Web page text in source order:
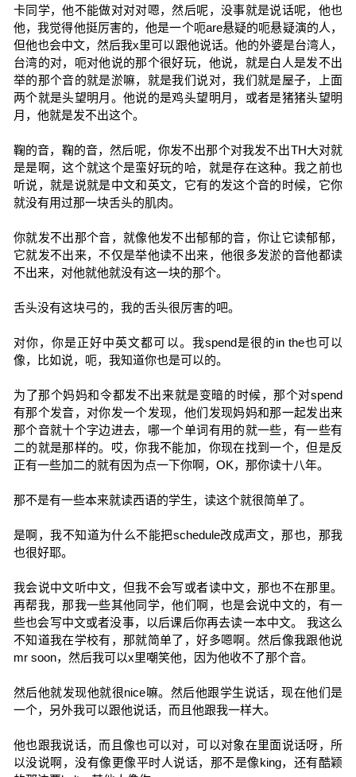
卡同学，他不能做对对对嗯，然后呢，没事就是说话呢，他也
他，我觉得他挺厉害的，他是一个呃are悬疑的呃悬疑演的人，
但他也会中文，然后我x里可以跟他说话。他的外婆是台湾人，
台湾的对，呃对他说的那个很好玩，他说，就是白人是发不出
举的那个音的就是淤嘛，就是我们说对，我们就是屋子，上面
两个就是头望明月。他说的是鸡头望明月，或者是猪猪头望明
月，他就是发不出这个。
鞠的音，鞠的音，然后呢，你发不出那个对我发不出TH大对就
是是啊，这个就这个是蛮好玩的哈，就是存在这种。我之前也
听说，就是说就是中文和英文，它有的发这个音的时候，它你
就没有用过那一块舌头的肌肉。
你就发不出那个音，就像他发不出郁郁的音，你让它读郁郁，
它就发不出来，不仅是举他读不出来，他很多发淤的音他都读
不出来，对他就他就没有这一块的那个。
舌头没有这块弓的，我的舌头很厉害的吧。
对你，你是正好中英文都可以。我spend是很的in the也可以
像，比如说，呃，我知道你也是可以的。
为了那个妈妈和令都发不出来就是变暗的时候，那个对spend
有那个发音，对你发一个发现，他们发现妈妈和那一起发出来
那个音就十个字边进去，哪一个单词有用的就一些，有一些有
二的就是那样的。哎，你我不能加，你现在找到一个，但是反
正有一些加二的就有因为点一下你啊，OK，那你读十八年。
那不是有一些本来就读西语的学生，读这个就很简单了。
是啊，我不知道为什么不能把schedule改成声文，那也，那我
也很好耶。
我会说中文听中文，但我不会写或者读中文，那也不在那里。
再帮我，那我一些其他同学，他们啊，也是会说中文的，有一
些也会写中文或者没事，以后课后你再去读一本中文。 我这么
不知道我在学校有，那就简单了，好多嗯啊。然后像我跟他说
mr soon，然后我可以x里嘲笑他，因为他收不了那个音。
然后他就发现他就很nice嘛。然后他跟学生说话，现在他们是
一个，另外我可以跟他说话，而且他跟我一样大。
他也跟我说话，而且像也可以对，可以对象在里面说话呀，所
以没说啊，没有像更像平时人说话，那不是像king，还有酷颖